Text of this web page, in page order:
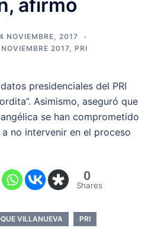
afirmó
NOVIEMBRE, 2017
NOVIEMBRE 2017, PRI
presidenciales del PRI
Asimismo, aseguró que
se han comprometido
no intervenir en el proceso
0
Shares
VILLANUEVA PRI